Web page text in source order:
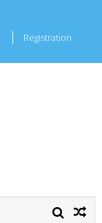
Registration